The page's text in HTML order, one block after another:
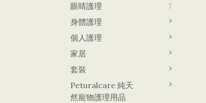
眼睛護理
7
身體護理
個人護理
家居
套裝
Peturalcare 純天
然寵物護理用品